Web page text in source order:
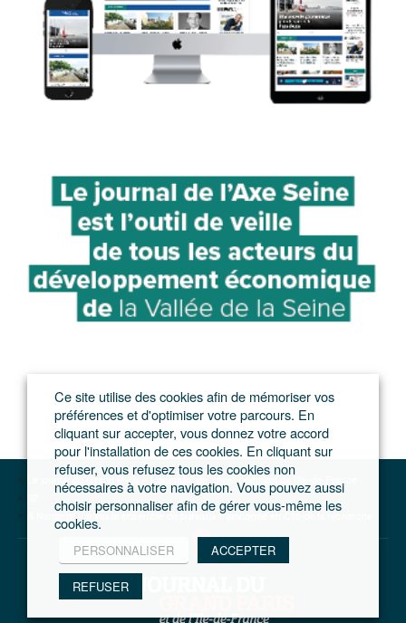
Le journal du Grand Paris – L'actualité du développement de l'Ile-de-France
A Nanterre, un vaste ensemble de bureaux transformé en Cité de la recherche
Ce site utilise des cookies afin de mémoriser vos
préférences et d'optimiser votre parcours. En
cliquant sur accepter, vous donnez votre accord
pour l'installation de ces cookies. En cliquant sur
refuser, vous refusez tous les cookies non
nécessaires à votre navigation. Vous pouvez aussi
choisir personnaliser afin de gérer vous-même les
cookies.
PERSONNALISER ACCEPTER
REFUSER